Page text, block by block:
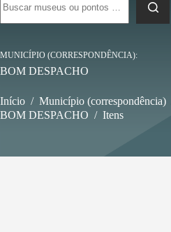
resultados
MUNICÍPIO (CORRESPONDÊNCIA)
BOM DESPACHO
Início / Município (correspondência)
BOM DESPACHO / Itens